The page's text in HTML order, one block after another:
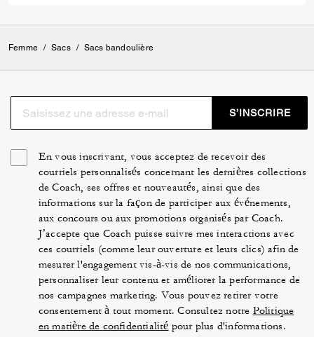
Femme / Sacs / Sacs bandoulière
S’INSCRIRE
En vous inscrivant, vous acceptez de recevoir des
courriels personnalisés concernant les dernières collections
de Coach, ses offres et nouveautés, ainsi que des
informations sur la façon de participer aux événements,
aux concours ou aux promotions organisés par Coach.
J’accepte que Coach puisse suivre mes interactions avec
ces courriels (comme leur ouverture et leurs clics) afin de
mesurer l'engagement vis-à-vis de nos communications,
personnaliser leur contenu et améliorer la performance de
nos campagnes marketing. Vous pouvez retirer votre
consentement à tout moment. Consultez notre Politique
en matière de confidentialité pour plus d'informations.